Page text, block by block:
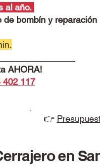
al año.
bombín y reparación
AHORA!
402 117
👉
en